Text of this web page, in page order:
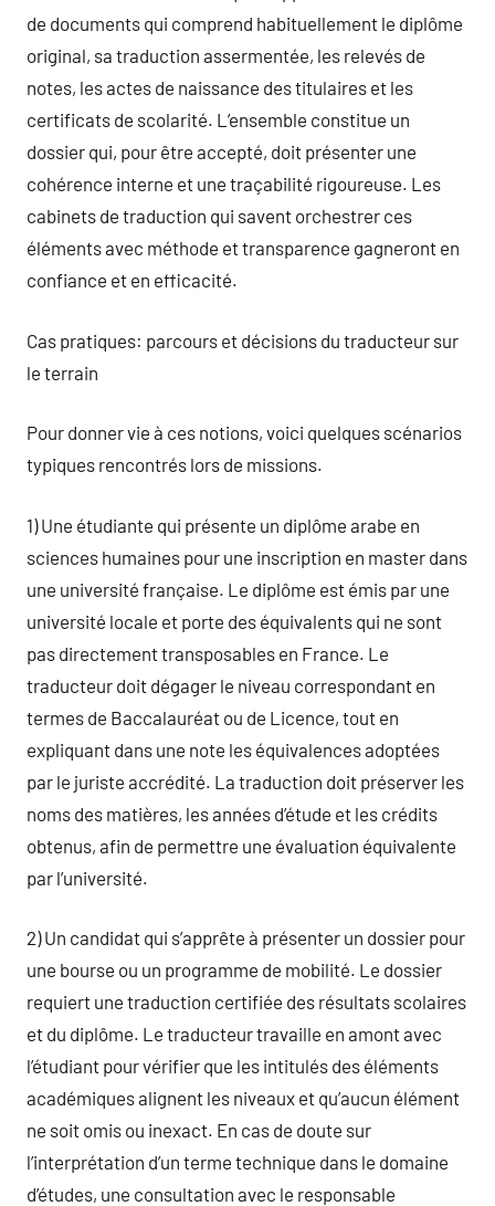
de documents qui comprend habituellement le diplôme
original, sa traduction assermentée, les relevés de
notes, les actes de naissance des titulaires et les
certificats de scolarité. L’ensemble constitue un
dossier qui, pour être accepté, doit présenter une
cohérence interne et une traçabilité rigoureuse. Les
cabinets de traduction qui savent orchestrer ces
éléments avec méthode et transparence gagneront en
confiance et en efficacité.
Cas pratiques: parcours et décisions du traducteur sur
le terrain
Pour donner vie à ces notions, voici quelques scénarios
typiques rencontrés lors de missions.
1) Une étudiante qui présente un diplôme arabe en
sciences humaines pour une inscription en master dans
une université française. Le diplôme est émis par une
université locale et porte des équivalents qui ne sont
pas directement transposables en France. Le
traducteur doit dégager le niveau correspondant en
termes de Baccalauréat ou de Licence, tout en
expliquant dans une note les équivalences adoptées
par le juriste accrédité. La traduction doit préserver les
noms des matières, les années d’étude et les crédits
obtenus, afin de permettre une évaluation équivalente
par l’université.
2) Un candidat qui s’apprête à présenter un dossier pour
une bourse ou un programme de mobilité. Le dossier
requiert une traduction certifiée des résultats scolaires
et du diplôme. Le traducteur travaille en amont avec
l’étudiant pour vérifier que les intitulés des éléments
académiques alignent les niveaux et qu’aucun élément
ne soit omis ou inexact. En cas de doute sur
l’interprétation d’un terme technique dans le domaine
d’études, une consultation avec le responsable